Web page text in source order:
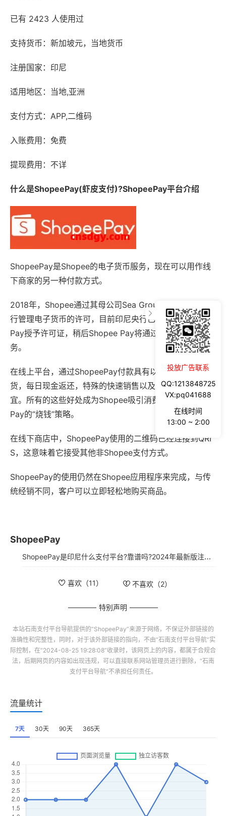
已有 2423 人使用过
支持货币：新加坡元，当地货币
注册国家：印尼
适用地区：当地,亚洲
支付方式：APP,二维码
入账费用：免费
提现费用：不详
什么是ShopeePay(虾皮支付)?ShopeePay平台介绍
ShopeePay是Shopee的电子货币服务，现在可以用作线
下商家的另一种付款方式。
2018年，Shopee通过其母公司Sea Group获得了印尼央
行管理电子货币的许可，目前印尼央行已向Sea旗下的Air
Pay授予许可证，稍后Shopee Pay将通过此牌照开展业
务。
在线上平台，通过ShopeePay付款具有以下优势：免费送
货，每日现金返还，特殊的快速销售以及购物更快、更便
宜。所有的这些好处成为Shopee吸引消费者转用Shopee
Pay的“烧钱”策略。
在线下商店中，ShopeePay使用的二维码已经连接到QRI
S，这意味着它接受其他非Shopee支付方式。
ShopeePay的使用仍然在Shopee应用程序来完成，与传
统经销不同，客户可以立即轻松地购买商品。
ShopeePay
ShopeePay是印尼什么支付平台?靠谱吗?2024年最新版注册使用指南
喜欢（11） 不喜欢（2）
特别声明
本站石南支付平台导航提供的“ShopeePay”来源于网络，不保证外部链接的
准确性和完整性，同时，对于该外部链接的指向，不由“石南支付平台导航”实
际控制，在“2024-08-25 19:28:08”收录时，该网页上的内容，都属于合规合
法，后期网页的内容如出现违规，可以直接联系网站管理员进行删除，“石南
支付平台导航”不承担任何责任。
流量统计
7天 30天 90天 365天
投放广告联系
QQ:1213848725
VX:pq041688
在线时间
13:00 ~ 2:00